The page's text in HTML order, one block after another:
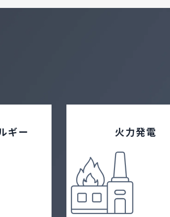
ギー 火力発電